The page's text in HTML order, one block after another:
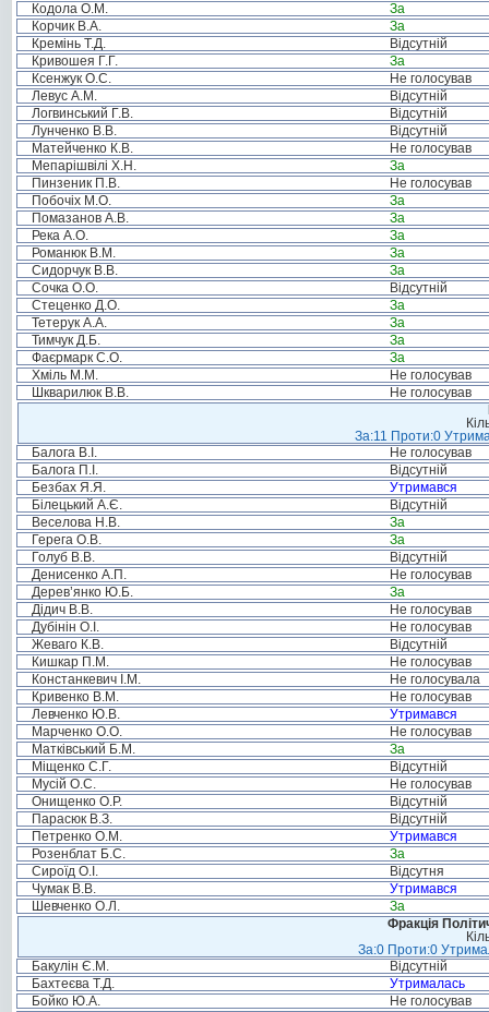
Кодола О.М.
За
Корчик В.А.
За
Кремінь Т.Д.
Відсутній
Кривошея Г.Г.
За
Ксенжук О.С.
Не голосував
Левус А.М.
Відсутній
Логвинський Г.В.
Відсутній
Лунченко В.В.
Відсутній
Матейченко К.В.
Не голосував
Мепарішвілі Х.Н.
За
Пинзеник П.В.
Не голосував
Побочіх М.О.
За
Помазанов А.В.
За
Река А.О.
За
Романюк В.М.
За
Сидорчук В.В.
За
Сочка О.О.
Відсутній
Стеценко Д.О.
За
Тетерук А.А.
За
Тимчук Д.Б.
За
Фаєрмарк С.О.
За
Хміль М.М.
Не голосував
Шкварилюк В.В.
Не голосував
За:11 Проти:0
Балога В.І.
Не голосував
Балога П.І.
Відсутній
Безбах Я.Я.
Утримався
Білецький А.Є.
Відсутній
Веселова Н.В.
За
Герега О.В.
За
Голуб В.В.
Відсутній
Денисенко А.П.
Не голосував
Дерев’янко Ю.Б.
За
Дідич В.В.
Не голосував
Дубінін О.І.
Не голосував
Жеваго К.В.
Відсутній
Кишкар П.М.
Не голосував
Констанкевич І.М.
Не голосувала
Кривенко В.М.
Не голосував
Левченко Ю.В.
Утримався
Марченко О.О.
Не голосував
Матківський Б.М.
За
Міщенко С.Г.
Відсутній
Мусій О.С.
Не голосував
Онищенко О.Р.
Відсутній
Парасюк В.З.
Відсутній
Петренко О.М.
Утримався
Розенблат Б.С.
За
Сироїд О.І.
Відсутня
Чумак В.В.
Утримався
Шевченко О.Л.
За
Фракція
За:0 Проти:0
Бакулін Є.М.
Відсутній
Бахтеєва Т.Д.
Утрималась
Бойко Ю.А.
Не голосував